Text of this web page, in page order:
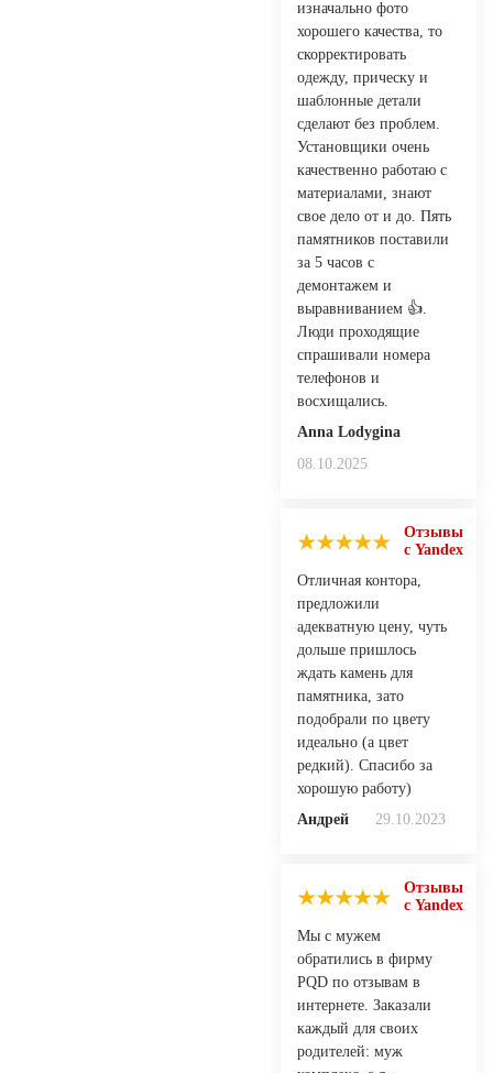
изначально фото
хорошего качества, то
скорректировать
одежду, прическу и
шаблонные детали
сделают без проблем.
Установщики очень
качественно работаю с
материалами, знают
свое дело от и до. Пять
памятников поставили
за 5 часов с
демонтажем и
выравниванием 👍.
Люди проходящие
спрашивали номера
телефонов и
восхищались.
Anna Lodygina
08.10.2025
Отзывы
с Yandex
Отличная контора,
предложили
адекватную цену, чуть
дольше пришлось
ждать камень для
памятника, зато
подобрали по цвету
идеально (а цвет
редкий). Спасибо за
хорошую работу)
Андрей
29.10.2023
Отзывы
с Yandex
Мы с мужем
обратились в фирму
PQD по отзывам в
интернете. Заказали
каждый для своих
родителей: муж